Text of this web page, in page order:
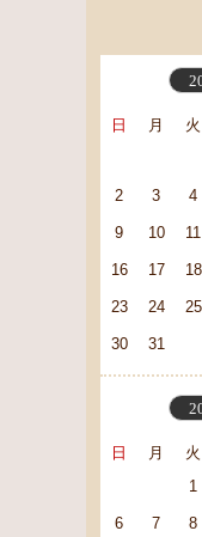
日 月 火
2 3 4
9 10 11
16 17 18
23 24 25
30 31
日 月 火
1
6 7 8